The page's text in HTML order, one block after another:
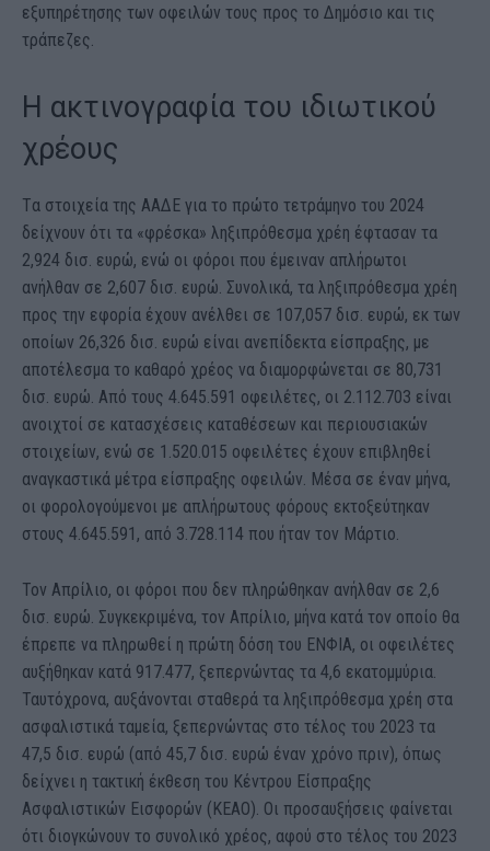
εξυπηρέτησης των οφειλών τους προς το Δημόσιο και τις
τράπεζες.
Η ακτινογραφία του ιδιωτικού
χρέους
Tα στοιχεία της ΑΑΔΕ για το πρώτο τετράμηνο του 2024
δείχνουν ότι τα «φρέσκα» ληξιπρόθεσμα χρέη έφτασαν τα
2,924 δισ. ευρώ, ενώ οι φόροι που έμειναν απλήρωτοι
ανήλθαν σε 2,607 δισ. ευρώ. Συνολικά, τα ληξιπρόθεσμα χρέη
προς την εφορία έχουν ανέλθει σε 107,057 δισ. ευρώ, εκ των
οποίων 26,326 δισ. ευρώ είναι ανεπίδεκτα είσπραξης, με
αποτέλεσμα το καθαρό χρέος να διαμορφώνεται σε 80,731
δισ. ευρώ. Από τους 4.645.591 οφειλέτες, οι 2.112.703 είναι
ανοιχτοί σε κατασχέσεις καταθέσεων και περιουσιακών
στοιχείων, ενώ σε 1.520.015 οφειλέτες έχουν επιβληθεί
αναγκαστικά μέτρα είσπραξης οφειλών. Mέσα σε έναν μήνα,
οι φορολογούμενοι με απλήρωτους φόρους εκτοξεύτηκαν
στους 4.645.591, από 3.728.114 που ήταν τον Μάρτιο.
Τον Απρίλιο, οι φόροι που δεν πληρώθηκαν ανήλθαν σε 2,6
δισ. ευρώ. Συγκεκριμένα, τον Απρίλιο, μήνα κατά τον οποίο θα
έπρεπε να πληρωθεί η πρώτη δόση του ΕΝΦΙΑ, οι οφειλέτες
αυξήθηκαν κατά 917.477, ξεπερνώντας τα 4,6 εκατομμύρια.
Ταυτόχρονα, αυξάνονται σταθερά τα ληξιπρόθεσμα χρέη στα
ασφαλιστικά ταμεία, ξεπερνώντας στο τέλος του 2023 τα
47,5 δισ. ευρώ (από 45,7 δισ. ευρώ έναν χρόνο πριν), όπως
δείχνει η τακτική έκθεση του Κέντρου Είσπραξης
Ασφαλιστικών Εισφορών (ΚΕΑΟ). Οι προσαυξήσεις φαίνεται
ότι διογκώνουν το συνολικό χρέος, αφού στο τέλος του 2023